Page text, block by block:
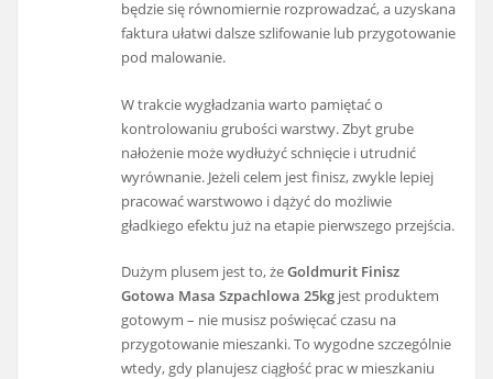
będzie się równomiernie rozprowadzać, a uzyskana
faktura ułatwi dalsze szlifowanie lub przygotowanie
pod malowanie.
W trakcie wygładzania warto pamiętać o
kontrolowaniu grubości warstwy. Zbyt grube
nałożenie może wydłużyć schnięcie i utrudnić
wyrównanie. Jeżeli celem jest finisz, zwykle lepiej
pracować warstwowo i dążyć do możliwie
gładkiego efektu już na etapie pierwszego przejścia.
Dużym plusem jest to, żeGoldmurit Finisz
Gotowa Masa Szpachlowa 25kg jest produktem
gotowym – nie musisz poświęcać czasu na
przygotowanie mieszanki. To wygodne szczególnie
wtedy, gdy planujesz ciągłość prac w mieszkaniu